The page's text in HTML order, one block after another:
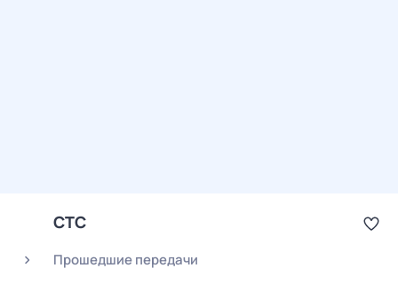
СТС
Прошедшие передачи